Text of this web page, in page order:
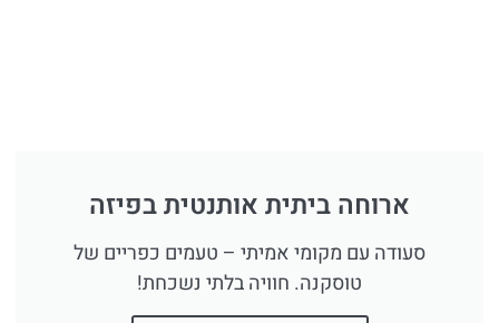
ארוחה ביתית אותנטית בפיזה
סעודה עם מקומי אמיתי – טעמים כפריים של
טוסקנה. חוויה בלתי נשכחת!